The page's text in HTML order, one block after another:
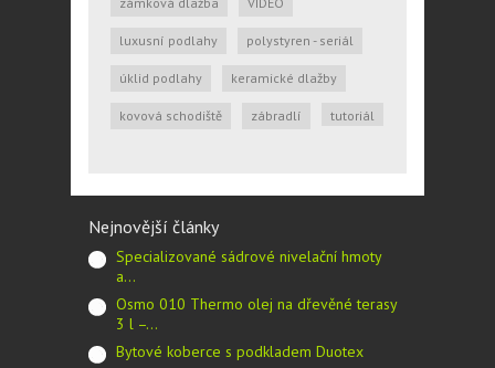
luxusní podlahy polystyren - seriál
úklid podlahy keramické dlažby
kovová schodiště zábradlí tutoriál
Nejnovější články
Specializované sádrové nivelační hmoty
a…
Osmo 010 Thermo olej na dřevěné terasy
3 l –…
Bytové koberce s podkladem Duotex